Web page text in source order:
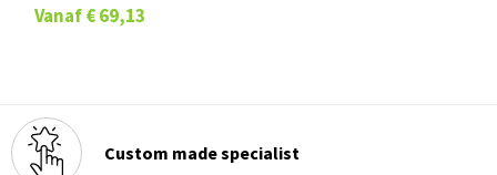
Vanaf € 69,13
Custom made specialist